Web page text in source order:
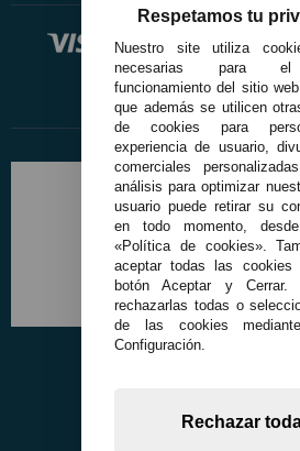
Respetamos tu
Nuestro site utiliza
necesarias para el
funcionamiento del sitio
que además se utilicen
de cookies para
experiencia de usuario,
comerciales
análisis para optimizar
usuario puede retirar su
en todo momento,
«Política de cookies».
aceptar todas las cookies
botón Aceptar y Cerrar.
rechazarlas todas o
de las cookies
Configuración.
Rechazar